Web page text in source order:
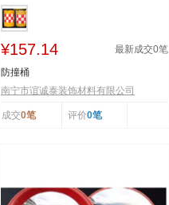
¥157.14 最新成交0笔
防撞桶
南宁市谊诚泰装饰材料有限公司
成交0笔 评价0笔